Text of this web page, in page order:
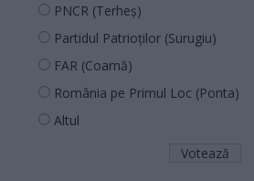
PNCR (Terheș)
Partidul Patrioților (Surugiu)
FAR (Coarnă)
România pe Primul Loc (Ponta)
Altul